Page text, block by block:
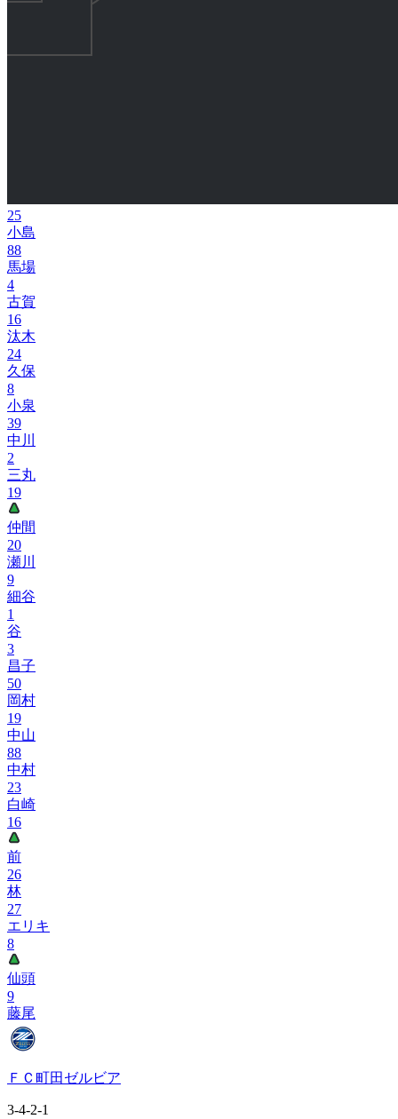
25
小島
88
馬場
4
古賀
16
汰木
24
久保
8
小泉
39
中川
2
三丸
19
仲間
20
瀬川
9
細谷
1
谷
3
昌子
50
岡村
19
中山
88
中村
23
白崎
16
前
26
林
27
エリキ
8
仙頭
9
藤尾
ＦＣ町田ゼルビア
3-4-2-1